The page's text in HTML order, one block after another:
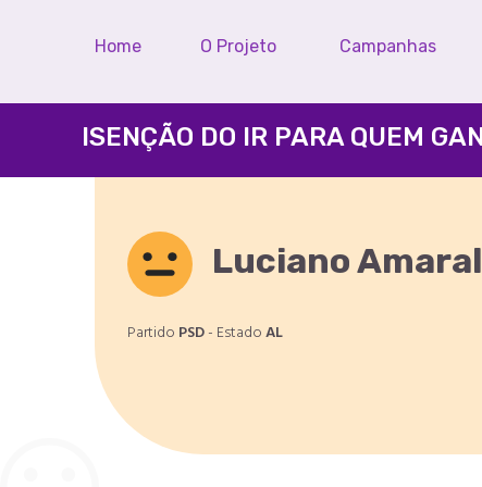
Home O Projeto Campanhas
Luciano Amaral
Partido PSD- EstadoAL